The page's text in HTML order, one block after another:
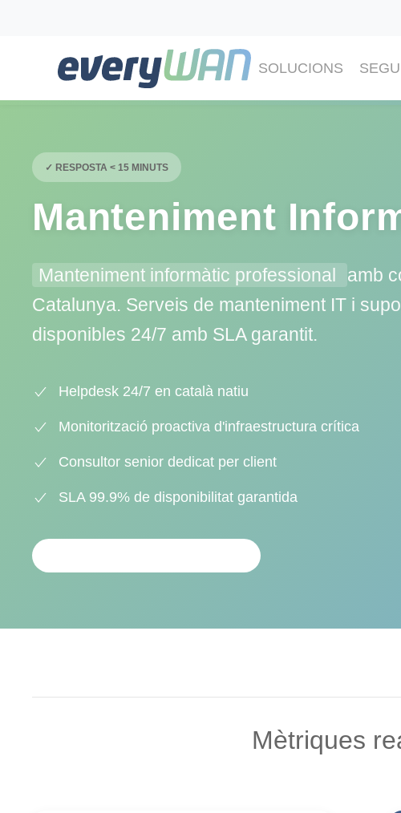
SOLUCIONS
✓ RESPOSTA < 15 MINUTS
Manteniment
Manteniment informàtic professional
amb
Catalunya. Serveis de manteniment IT i
disponibles 24/7 amb SLA garantit.
Helpdesk 24/7 en català natiu
Monitorització proactiva d'infraestructura crítica
Consultor senior dedicat per client
SLA 99.9% de disponibilitat garantida
Mètriques